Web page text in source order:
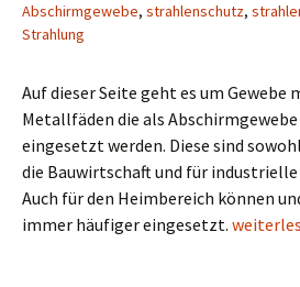
Abschirmgewebe, strahlenschutz,
Strahlung
Auf dieser Seite geht es um
Metallfäden die als
eingesetzt werden. Diese sind
die Bauwirtschaft und für
Auch für den Heimbereich können
immer häufiger eingesetzt. Gewebe